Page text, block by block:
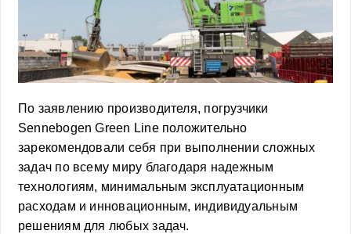
По заявлению производителя, погрузчики
Sennebogen Green Line положительно
зарекомендовали себя при выполнении сложных
задач по всему миру благодаря надежным
технологиям, минимальным эксплуатационным
расходам и инновационным, индивидуальным
решениям для любых задач.